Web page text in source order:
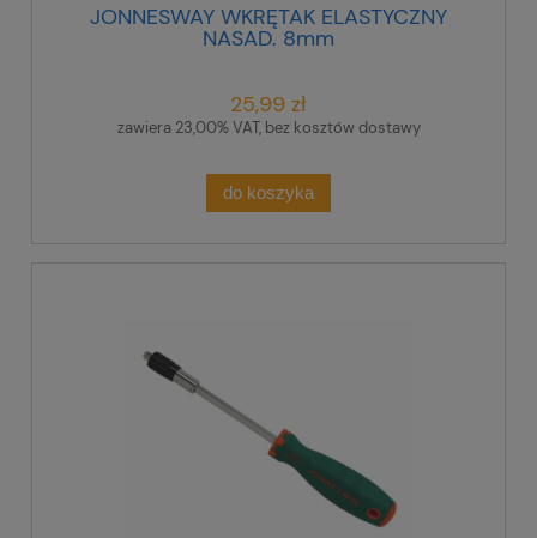
JONNESWAY WKRĘTAK ELASTYCZNY
NASAD. 8mm
25,99 zł
zawiera 23,00% VAT, bez kosztów dostawy
do koszyka